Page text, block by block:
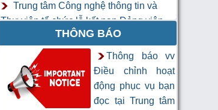
Trung tâm Công nghệ thông tin và
Thư viện tổ chức lễ kết nạp Đảng viên
Khai mạc Khóa học “Trí tuệ nhân tạo
cho chuyên gia thông tin và thư viện”
THÔNG BÁO
Thông báo vv
Điều chỉnh hoạt
động phục vụ bạn
đọc tại Trung tâm